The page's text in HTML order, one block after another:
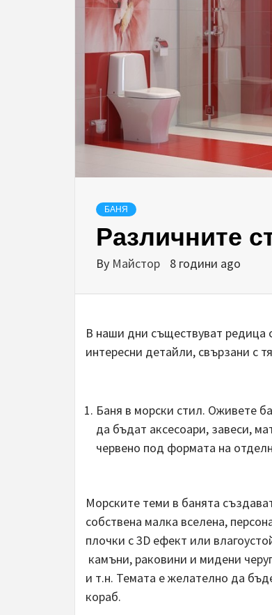
БАНЯ
Различните
By Майстор 8 години ago
В наши дни съществуват редица
интересни детайли, свързани с
Баня в морски стил. Оживете
да бъдат аксесоари, завеси,
червено под формата на
Морските теми в банята
собствена малка вселена,
плочки с 3D ефект или
камъни, раковини и мидени
и т.н. Темата е желателно да
кораб.